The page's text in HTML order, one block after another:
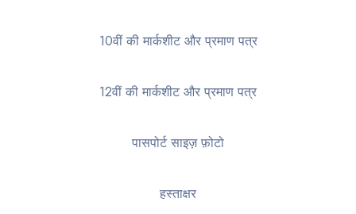
10वीं की मार्कशीट और प्रमाण पत्र
12वीं की मार्कशीट और प्रमाण पत्र
पासपोर्ट साइज़ फ़ोटो
हस्ताक्षर